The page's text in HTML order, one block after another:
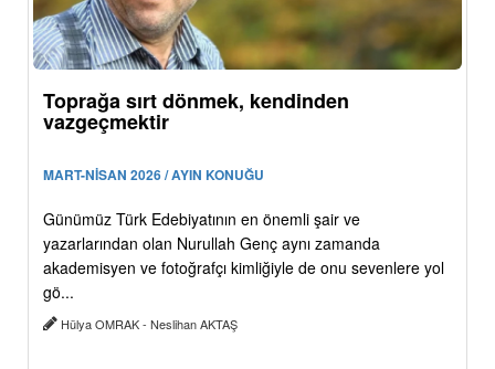
Toprağa sırt dönmek, kendinden
vazgeçmektir
MART-NİSAN 2026 / AYIN KONUĞU
Günümüz Türk Edebiyatının en önemli şair ve
yazarlarından olan Nurullah Genç aynı zamanda
akademisyen ve fotoğrafçı kimliğiyle de onu sevenlere yol
gö...
Hülya OMRAK - Neslihan AKTAŞ